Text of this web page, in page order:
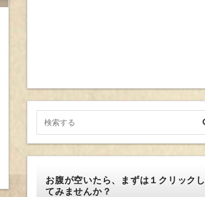
お腹が空いたら、まずは１クリックし
てみませんか？